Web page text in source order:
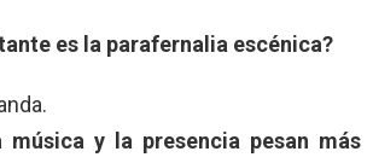
es la parafernalia escénica?
música y la presencia pesan más